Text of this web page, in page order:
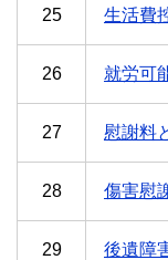
25 生活費
26 就労可
27 慰謝料
28 傷害慰
29 後遺障